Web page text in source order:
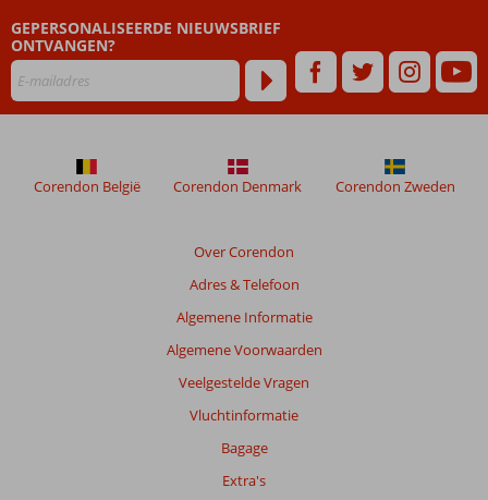
GEPERSONALISEERDE NIEUWSBRIEF
ONTVANGEN?
Over Corendon
Adres & Telefoon
Algemene Informatie
Algemene Voorwaarden
Veelgestelde Vragen
Vluchtinformatie
Bagage
Extra's
Corendon België Corendon Denmark Corendon Zweden